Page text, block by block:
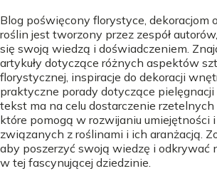
Blog poświęcony florystyce, dekoracjom
roślin jest tworzony przez zespół
się swoją wiedzą i doświadczeniem.
artykuły dotyczące różnych aspektów
florystycznej, inspiracje do dekoracji
praktyczne porady dotyczące pielęgnacji
tekst ma na celu dostarczenie rzetelnych
które pomogą w rozwijaniu umiejętności
związanych z roślinami i ich aranżacją.
aby poszerzyć swoją wiedzę i odkrywać
w tej fascynującej dziedzinie.